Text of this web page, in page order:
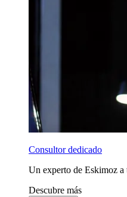
Consultor dedicado
Un experto de Eskimoz a
Descubre más